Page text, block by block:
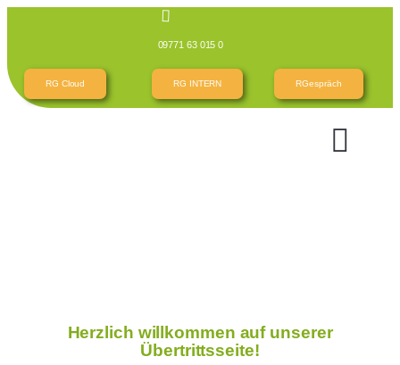
09771 63 015 0
RG Cloud RG INTERN RGespräch
Herzlich willkommen auf unserer
Übertrittsseite!